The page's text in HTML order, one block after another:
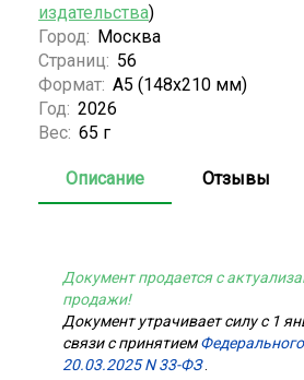
издательства)
Город: Москва
Страниц: 56
Формат: А5 (148x210 мм)
Год: 2026
Вес: 65 г
Описание Отзывы
Документ продается с
продажи!
Документ утрачивает силу с 1
связи с принятием
20.03.2025 N 33-ФЗ